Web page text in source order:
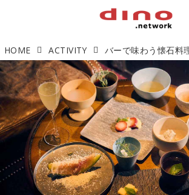
HOME ACTIVITY